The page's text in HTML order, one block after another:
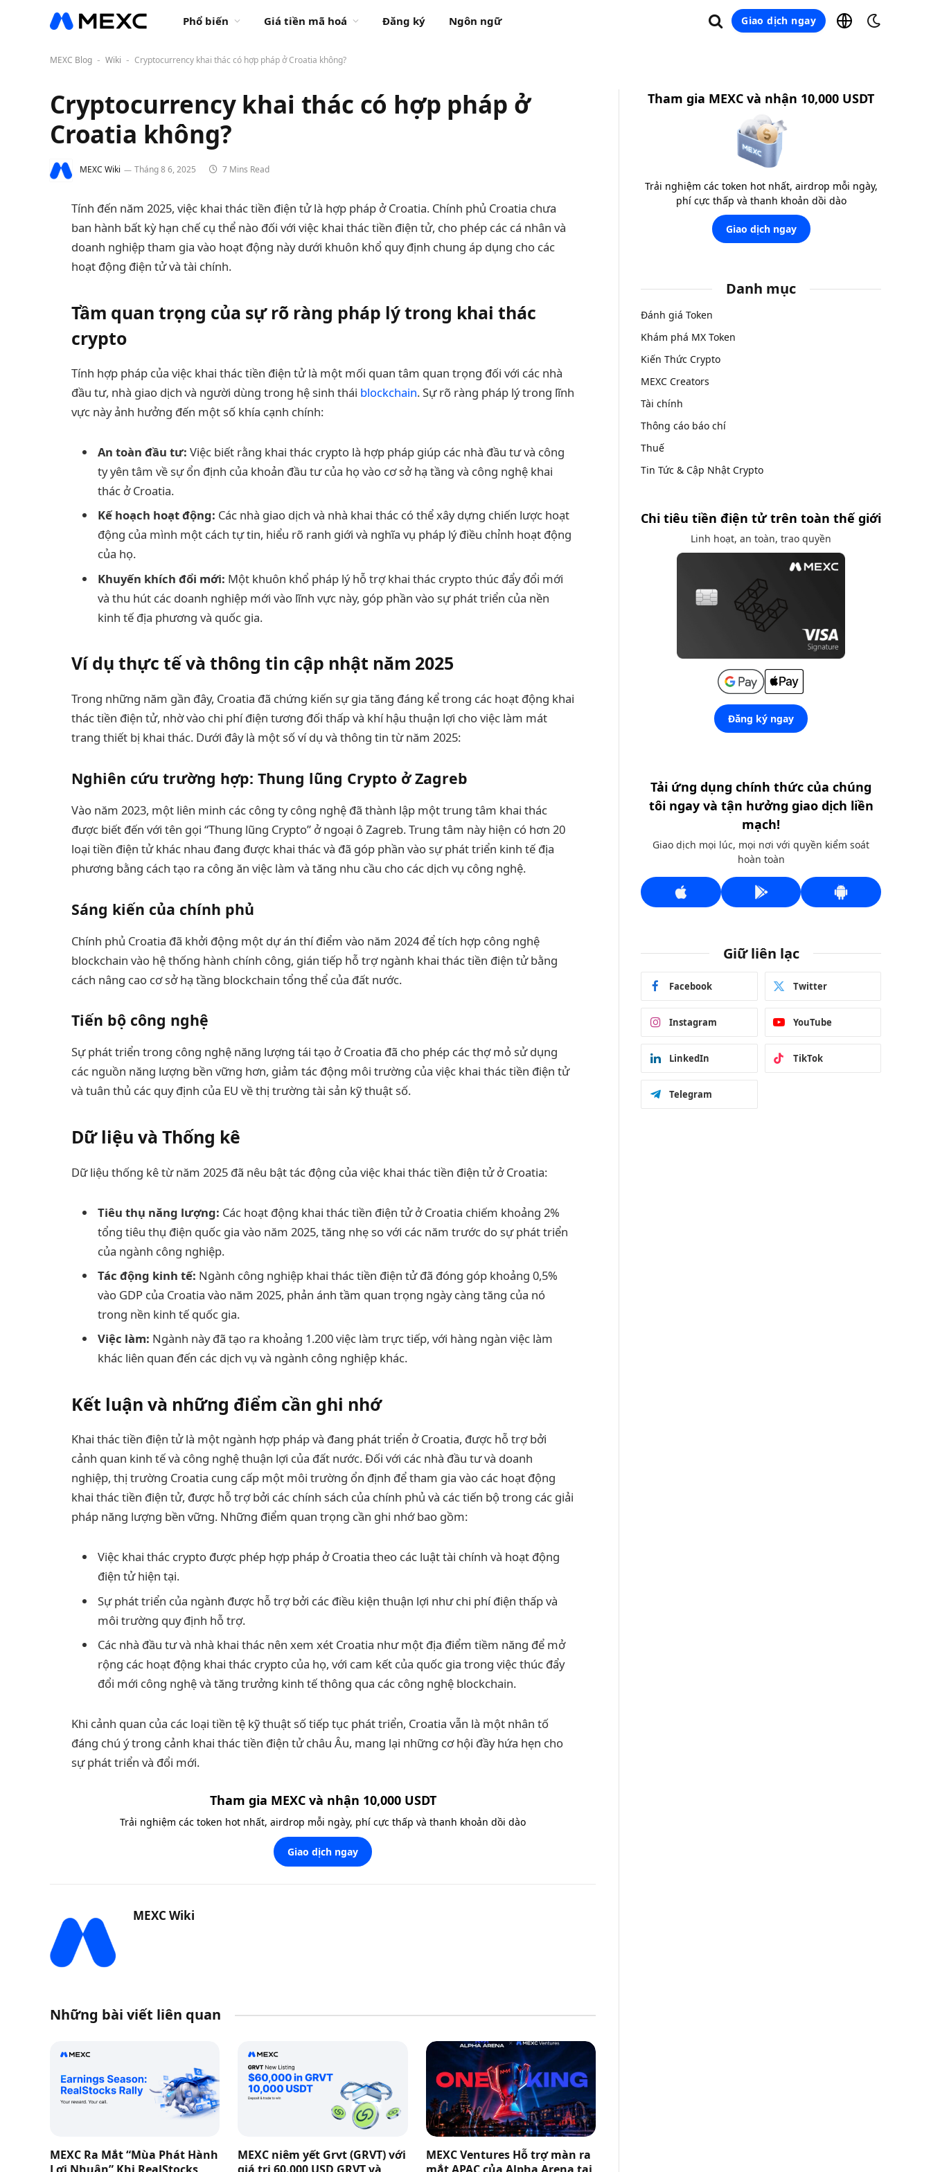
Phổ biến Giá tiền mã hoá Đăng ký Ngôn ngữ Giao dịch ngay
MEXC Blog - Wiki - Cryptocurrency khai thác có hợp pháp ở Croatia không?
Cryptocurrency khai thác có hợp pháp ở
Croatia không?
MEXC Wiki Tháng 8 6, 2025 7 Mins Read
Tính đến năm 2025, việc khai thác tiền điện tử là hợp pháp ở Croatia. Chính phủ Croatia chưa
ban hành bất kỳ hạn chế cụ thể nào đối với việc khai thác tiền điện tử, cho phép các cá nhân và
doanh nghiệp tham gia vào hoạt động này dưới khuôn khổ quy định chung áp dụng cho các
hoạt động điện tử và tài chính.
Tầm quan trọng của sự rõ ràng pháp lý trong khai thác
crypto
Tính hợp pháp của việc khai thác tiền điện tử là một mối quan tâm quan trọng đối với các nhà
đầu tư, nhà giao dịch và người dùng trong hệ sinh thái blockchain. Sự rõ ràng pháp lý trong lĩnh
vực này ảnh hưởng đến một số khía cạnh chính:
An toàn đầu tư: Việc biết rằng khai thác crypto là hợp pháp giúp các nhà đầu tư và công
ty yên tâm về sự ổn định của khoản đầu tư của họ vào cơ sở hạ tầng và công nghệ khai
thác ở Croatia.
Kế hoạch hoạt động: Các nhà giao dịch và nhà khai thác có thể xây dựng chiến lược hoạt
động của mình một cách tự tin, hiểu rõ ranh giới và nghĩa vụ pháp lý điều chỉnh hoạt động
của họ.
Khuyến khích đổi mới: Một khuôn khổ pháp lý hỗ trợ khai thác crypto thúc đẩy đổi mới
và thu hút các doanh nghiệp mới vào lĩnh vực này, góp phần vào sự phát triển của nền
kinh tế địa phương và quốc gia.
Ví dụ thực tế và thông tin cập nhật năm 2025
Trong những năm gần đây, Croatia đã chứng kiến sự gia tăng đáng kể trong các hoạt động khai
thác tiền điện tử, nhờ vào chi phí điện tương đối thấp và khí hậu thuận lợi cho việc làm mát
trang thiết bị khai thác. Dưới đây là một số ví dụ và thông tin từ năm 2025:
Nghiên cứu trường hợp: Thung lũng Crypto ở Zagreb
Vào năm 2023, một liên minh các công ty công nghệ đã thành lập một trung tâm khai thác
được biết đến với tên gọi “Thung lũng Crypto” ở ngoại ô Zagreb. Trung tâm này hiện có hơn 20
loại tiền điện tử khác nhau đang được khai thác và đã góp phần vào sự phát triển kinh tế địa
phương bằng cách tạo ra công ăn việc làm và tăng nhu cầu cho các dịch vụ công nghệ.
Sáng kiến của chính phủ
Chính phủ Croatia đã khởi động một dự án thí điểm vào năm 2024 để tích hợp công nghệ
blockchain vào hệ thống hành chính công, gián tiếp hỗ trợ ngành khai thác tiền điện tử bằng
cách nâng cao cơ sở hạ tầng blockchain tổng thể của đất nước.
Tiến bộ công nghệ
Sự phát triển trong công nghệ năng lượng tái tạo ở Croatia đã cho phép các thợ mỏ sử dụng
các nguồn năng lượng bền vững hơn, giảm tác động môi trường của việc khai thác tiền điện tử
và tuân thủ các quy định của EU về thị trường tài sản kỹ thuật số.
Dữ liệu và Thống kê
Dữ liệu thống kê từ năm 2025 đã nêu bật tác động của việc khai thác tiền điện tử ở Croatia:
Tiêu thụ năng lượng: Các hoạt động khai thác tiền điện tử ở Croatia chiếm khoảng 2%
tổng tiêu thụ điện quốc gia vào năm 2025, tăng nhẹ so với các năm trước do sự phát triển
của ngành công nghiệp.
Tác động kinh tế: Ngành công nghiệp khai thác tiền điện tử đã đóng góp khoảng 0,5%
vào GDP của Croatia vào năm 2025, phản ánh tầm quan trọng ngày càng tăng của nó
trong nền kinh tế quốc gia.
Việc làm: Ngành này đã tạo ra khoảng 1.200 việc làm trực tiếp, với hàng ngàn việc làm
khác liên quan đến các dịch vụ và ngành công nghiệp khác.
Kết luận và những điểm cần ghi nhớ
Khai thác tiền điện tử là một ngành hợp pháp và đang phát triển ở Croatia, được hỗ trợ bởi
cảnh quan kinh tế và công nghệ thuận lợi của đất nước. Đối với các nhà đầu tư và doanh
nghiệp, thị trường Croatia cung cấp một môi trường ổn định để tham gia vào các hoạt động
khai thác tiền điện tử, được hỗ trợ bởi các chính sách của chính phủ và các tiến bộ trong các giải
pháp năng lượng bền vững. Những điểm quan trọng cần ghi nhớ bao gồm:
Việc khai thác crypto được phép hợp pháp ở Croatia theo các luật tài chính và hoạt động
điện tử hiện tại.
Sự phát triển của ngành được hỗ trợ bởi các điều kiện thuận lợi như chi phí điện thấp và
môi trường quy định hỗ trợ.
Các nhà đầu tư và nhà khai thác nên xem xét Croatia như một địa điểm tiềm năng để mở
rộng các hoạt động khai thác crypto của họ, với cam kết của quốc gia trong việc thúc đẩy
đổi mới công nghệ và tăng trưởng kinh tế thông qua các công nghệ blockchain.
Khi cảnh quan của các loại tiền tệ kỹ thuật số tiếp tục phát triển, Croatia vẫn là một nhân tố
đáng chú ý trong cảnh khai thác tiền điện tử châu Âu, mang lại những cơ hội đầy hứa hẹn cho
sự phát triển và đổi mới.
Tham gia MEXC và nhận 10,000 USDT
Trải nghiệm các token hot nhất, airdrop mỗi ngày, phí cực thấp và thanh khoản dồi dào
Giao dịch ngay
MEXC Wiki
Những bài viết liên quan
MEXC Ra Mắt “Mùa Phát Hành
MEXC niêm yết Grvt (GRVT) với
MEXC Ventures Hỗ trợ màn ra
Tham gia MEXC và nhận 10,000 USDT
Trải nghiệm các token hot nhất, airdrop mỗi ngày,
phí cực thấp và thanh khoản dồi dào
Giao dịch ngay
Danh mục
Đánh giá Token
Khám phá MX Token
Kiến Thức Crypto
MEXC Creators
Tài chính
Thông cáo báo chí
Thuế
Tin Tức & Cập Nhật Crypto
Chi tiêu tiền điện tử trên toàn thế giới
Linh hoạt, an toàn, trao quyền
Đăng ký ngay
Tải ứng dụng chính thức của chúng
tôi ngay và tận hưởng giao dịch liền
mạch!
Giao dịch mọi lúc, mọi nơi với quyền kiểm soát
hoàn toàn
Giữ liên lạc
Facebook Twitter
Instagram YouTube
LinkedIn TikTok
Telegram